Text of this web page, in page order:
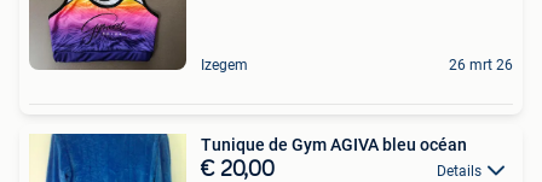
Izegem 26 mrt 26
Tunique de Gym AGIVA bleu océan
€ 20,00 Details